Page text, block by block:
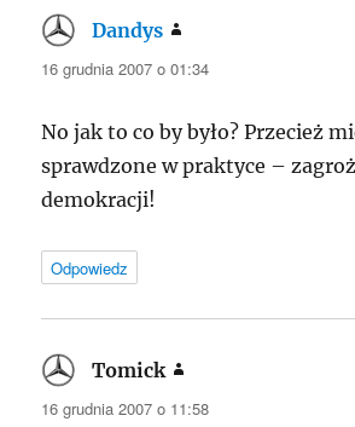
Dandys
16 grudnia 2007 o 01:34
No jak to co by było? Przecież
sprawdzone w praktyce –
demokracji!
Odpowiedz
Tomick
16 grudnia 2007 o 11:58